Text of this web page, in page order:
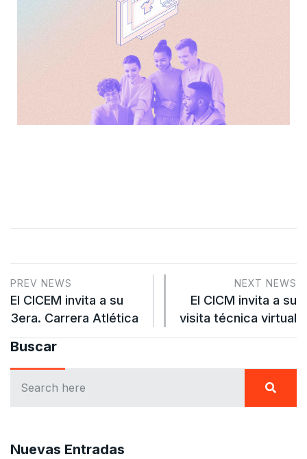
PREV NEWS
El CICEM invita a su
3era. Carrera Atlética
NEXT NEWS
El CICM invita a su
visita técnica virtual
Buscar
Nuevas Entradas